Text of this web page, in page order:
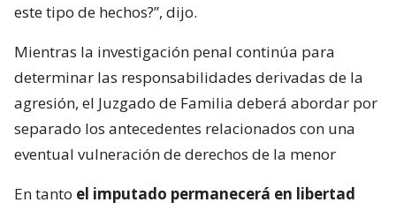
este tipo de hechos?”, dijo.
Mientras la investigación penal continúa para
determinar las responsabilidades derivadas de la
agresión, el Juzgado de Familia deberá abordar por
separado los antecedentes relacionados con una
eventual vulneración de derechos de la menor
En tanto el imputado permanecerá en libertad